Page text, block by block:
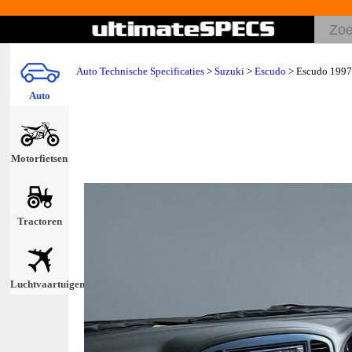
Auto
Motorfietsen
Tractoren
Luchtvaartuigen
Auto Technische Specificaties > Suzuki > Escudo > Escudo 1997